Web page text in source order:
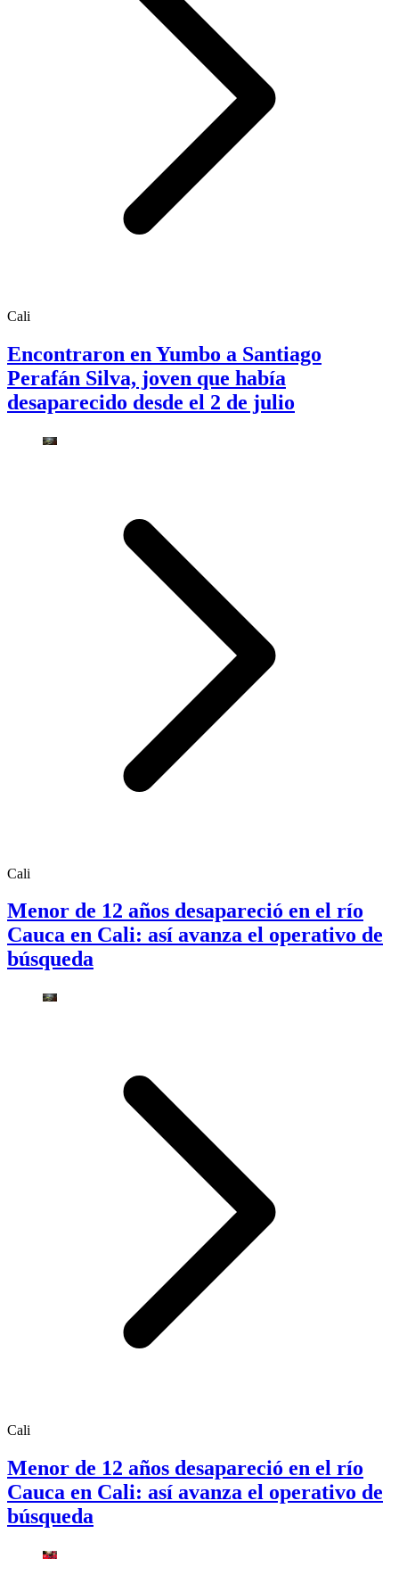
Cali
Encontraron en Yumbo a Santiago
Perafán Silva, joven que había
desaparecido desde el 2 de julio
Cali
Menor de 12 años desapareció en el río
Cauca en Cali: así avanza el operativo de
búsqueda
Cali
Menor de 12 años desapareció en el río
Cauca en Cali: así avanza el operativo de
búsqueda